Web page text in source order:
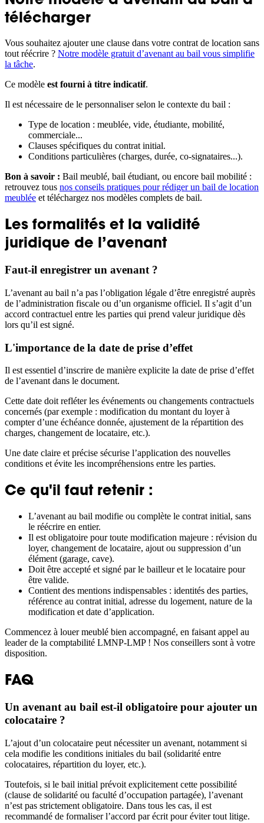
télécharger
Vous souhaitez ajouter une clause dans votre contrat de location sans
tout réécrire ? Notre modèle gratuit d’avenant au bail vous simplifie
la tâche.
Ce modèle est fourni à titre indicatif.
Il est nécessaire de le personnaliser selon le contexte du bail :
Type de location : meublée, vide, étudiante, mobilité,
commerciale...
Clauses spécifiques du contrat initial.
Conditions particulières (charges, durée, co-signataires...).
Bon à savoir : ️Bail meublé, bail étudiant, ou encore bail mobilité :
retrouvez tous nos conseils pratiques pour rédiger un bail de location
meublée et téléchargez nos modèles complets de bail.
Les formalités et la validité
juridique de l’avenant
Faut-il enregistrer un avenant ?
L’avenant au bail n’a pas l’obligation légale d’être enregistré auprès
de l’administration fiscale ou d’un organisme officiel. Il s’agit d’un
accord contractuel entre les parties qui prend valeur juridique dès
lors qu’il est signé.
L'importance de la date de prise d’effet
Il est essentiel d’inscrire de manière explicite la date de prise d’effet
de l’avenant dans le document.
Cette date doit refléter les événements ou changements contractuels
concernés (par exemple : modification du montant du loyer à
compter d’une échéance donnée, ajustement de la répartition des
charges, changement de locataire, etc.).
Une date claire et précise sécurise l’application des nouvelles
conditions et évite les incompréhensions entre les parties.
Ce qu'il faut retenir :
L’avenant au bail modifie ou complète le contrat initial, sans
le réécrire en entier.
Il est obligatoire pour toute modification majeure : révision du
loyer, changement de locataire, ajout ou suppression d’un
élément (garage, cave).
Doit être accepté et signé par le bailleur et le locataire pour
être valide.
Contient des mentions indispensables : identités des parties,
référence au contrat initial, adresse du logement, nature de la
modification et date d’application.
Commencez à louer meublé bien accompagné, en faisant appel au
leader de la comptabilité LMNP-LMP ! Nos conseillers sont à votre
disposition.
FAQ
Un avenant au bail est-il obligatoire pour ajouter un
colocataire ?
L’ajout d’un colocataire peut nécessiter un avenant, notamment si
cela modifie les conditions initiales du bail (solidarité entre
colocataires, répartition du loyer, etc.).
Toutefois, si le bail initial prévoit explicitement cette possibilité
(clause de solidarité ou faculté d’occupation partagée), l’avenant
n’est pas strictement obligatoire. Dans tous les cas, il est
recommandé de formaliser l’accord par écrit pour éviter tout litige.